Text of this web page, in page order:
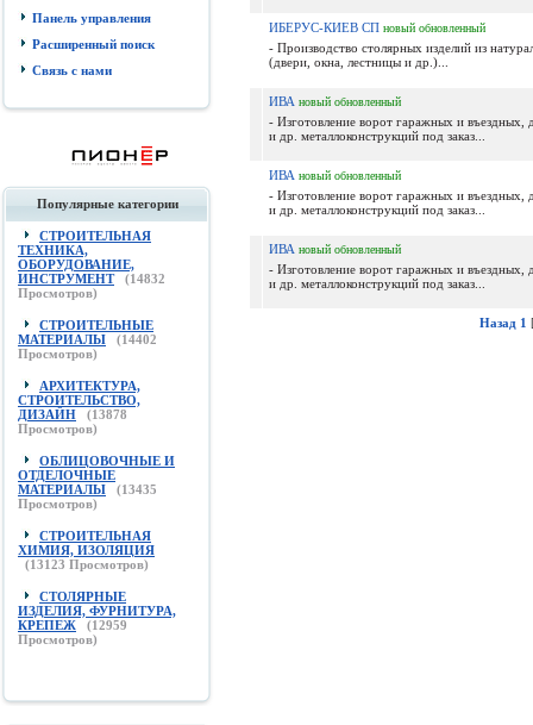
Панель управления
Расширенный поиск
Связь с нами
Популярные категории
СТРОИТЕЛЬНАЯ
ТЕХНИКА,
ОБОРУДОВАНИЕ,
ИНСТРУМЕНТ
(14832
Просмотров)
СТРОИТЕЛЬНЫЕ
МАТЕРИАЛЫ
(14402
Просмотров)
АРХИТЕКТУРА,
СТРОИТЕЛЬСТВО,
ДИЗАЙН
(13878
Просмотров)
ОБЛИЦОВОЧНЫЕ И
ОТДЕЛОЧНЫЕ
МАТЕРИАЛЫ
(13435
Просмотров)
СТРОИТЕЛЬНАЯ
ХИМИЯ, ИЗОЛЯЦИЯ
(13123 Просмотров)
СТОЛЯРНЫЕ
ИЗДЕЛИЯ, ФУРНИТУРА,
КРЕПЕЖ
(12959
Просмотров)
ИБЕРУС-КИЕВ СП новый обновленный
- Производство столярных изделий из
(двери, окна, лестницы и др.)...
ИВА новый обновленный
- Изготовление ворот гаражных и въездных,
и др. металлоконструкций под заказ...
ИВА новый обновленный
- Изготовление ворот гаражных и въездных,
и др. металлоконструкций под заказ...
ИВА новый обновленный
- Изготовление ворот гаражных и въездных,
и др. металлоконструкций под заказ...
Назад 1